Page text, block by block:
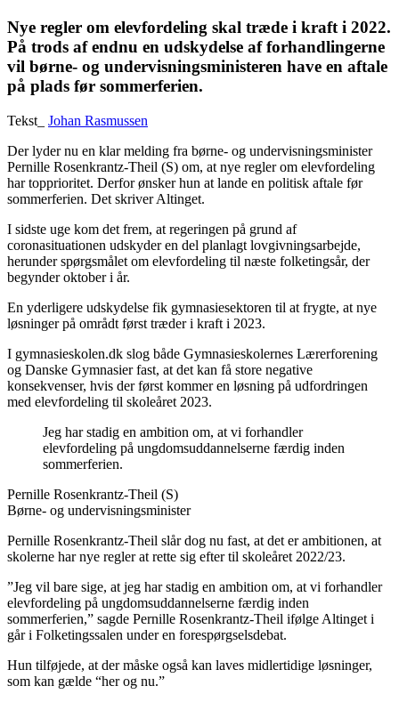
Nye regler om elevfordeling skal træde i kraft i 2022.
På trods af endnu en udskydelse af forhandlingerne
vil børne- og undervisningsministeren have en aftale
på plads før sommerferien.
Tekst_ Johan Rasmussen
Der lyder nu en klar melding fra børne- og undervisningsminister
Pernille Rosenkrantz-Theil (S) om, at nye regler om elevfordeling
har topprioritet. Derfor ønsker hun at lande en politisk aftale før
sommerferien. Det skriver Altinget.
I sidste uge kom det frem, at regeringen på grund af
coronasituationen udskyder en del planlagt lovgivningsarbejde,
herunder spørgsmålet om elevfordeling til næste folketingsår, der
begynder oktober i år.
En yderligere udskydelse fik gymnasiesektoren til at frygte, at nye
løsninger på områdt først træder i kraft i 2023.
I gymnasieskolen.dk slog både Gymnasieskolernes Lærerforening
og Danske Gymnasier fast, at det kan få store negative
konsekvenser, hvis der først kommer en løsning på udfordringen
med elevfordeling til skoleåret 2023.
Jeg har stadig en ambition om, at vi forhandler
elevfordeling på ungdomsuddannelserne færdig inden
sommerferien.
Pernille Rosenkrantz-Theil (S)
Børne- og undervisningsminister
Pernille Rosenkrantz-Theil slår dog nu fast, at det er ambitionen, at
skolerne har nye regler at rette sig efter til skoleåret 2022/23.
”Jeg vil bare sige, at jeg har stadig en ambition om, at vi forhandler
elevfordeling på ungdomsuddannelserne færdig inden
sommerferien,” sagde Pernille Rosenkrantz-Theil ifølge Altinget i
går i Folketingssalen under en forespørgselsdebat.
Hun tilføjede, at der måske også kan laves midlertidige løsninger,
som kan gælde “her og nu.”